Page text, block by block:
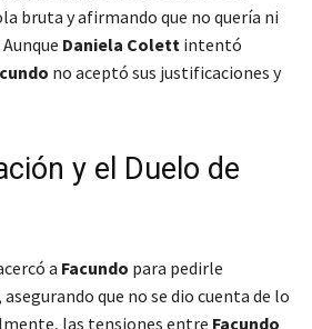
bruta y afirmando que no quería ni
Daniela Colett intentó
no aceptó sus justificaciones y
y el Duelo de
a Facundo para pedirle
que no se dio cuenta de lo
las tensiones entre Facundo